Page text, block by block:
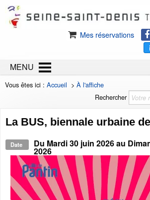
Mes réservations
MENU
Vous êtes ici : Accueil > À l'affiche
Rechercher
La BUS, biennale urbaine
Date Du Mardi 30 juin 2026au
2026